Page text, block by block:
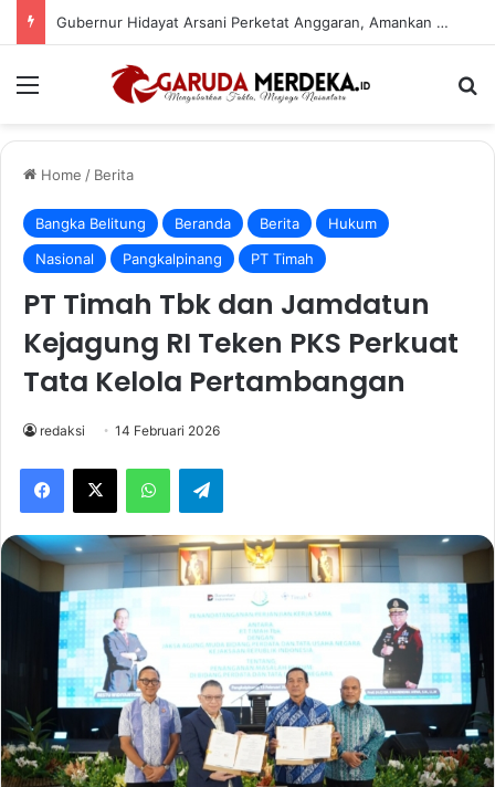
Gubernur Hidayat Arsani Perketat Anggaran, Amankan Program Prioritas Rakyat
Menu
Home / Berita
Bangka Belitung Beranda Berita
Hukum
Nasional
Pangkalpinang PT Timah
PT Timah Tbk dan Jamdatun
Kejagung RI Teken PKS Perkuat
Tata Kelola Pertambangan
redaksi 14 Februari 2026
Facebook
X WhatsAppTelegram